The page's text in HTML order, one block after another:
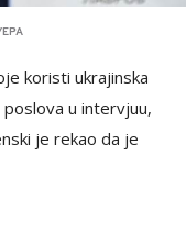
koristi ukrajinska
u intervjuu,
je rekao da je